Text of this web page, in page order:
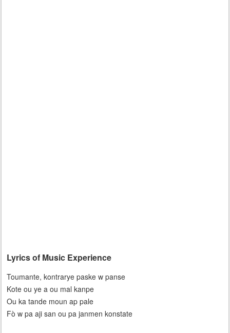
Lyrics of Music Experience
Toumante, kontrarye paske w panse
Kote ou ye a ou mal kanpe
Ou ka tande moun ap pale
Fò w pa aji san ou pa janmen konstate